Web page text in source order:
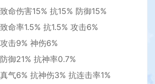
伤害15% 抗15% 防御15%
率1.5% 抗1.5% 攻击6%
9% 神伤6%
21% 抗神率0.7%
6% 抗神伤3% 抗连击率1%